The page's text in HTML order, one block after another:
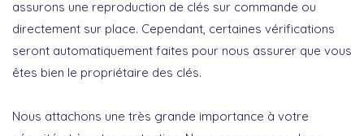
assurons une reproduction de clés sur commande ou
directement sur place. Cependant, certaines vérifications
seront automatiquement faites pour nous assurer que vous
êtes bien le propriétaire des clés.
Nous attachons une très grande importance à votre